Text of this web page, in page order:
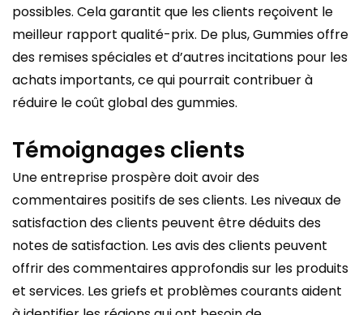
possibles. Cela garantit que les clients reçoivent le
meilleur rapport qualité-prix. De plus, Gummies offre
des remises spéciales et d’autres incitations pour les
achats importants, ce qui pourrait contribuer à
réduire le coût global des gummies.
Témoignages clients
Une entreprise prospère doit avoir des
commentaires positifs de ses clients. Les niveaux de
satisfaction des clients peuvent être déduits des
notes de satisfaction. Les avis des clients peuvent
offrir des commentaires approfondis sur les produits
et services. Les griefs et problèmes courants aident